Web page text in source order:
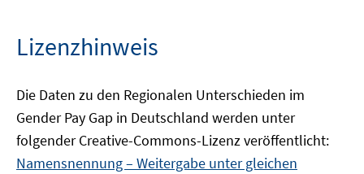
Lizenzhinweis
Die Daten zu den Regionalen Unterschieden im
Gender Pay Gap in Deutschland werden unter
folgender Creative-Commons-Lizenz veröffentlicht:
Namensnennung – Weitergabe unter gleichen